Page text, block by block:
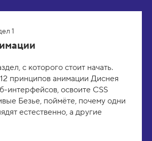
1
с которого стоит начать.
принципов анимации Диснея
интерфейсов, освоите CSS
Безье, поймёте, почему одни
естественно, а другие